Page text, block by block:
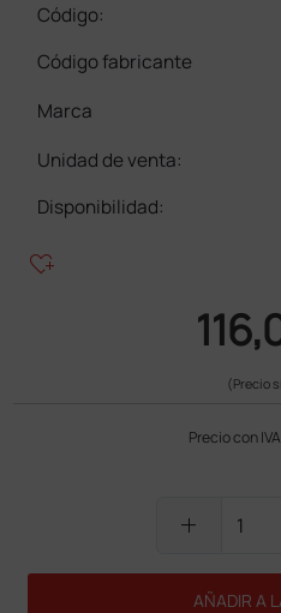
Código:
Código fabricante
Marca
Unidad de venta:
Disponibilidad:
heart_plus
(Precio
Precio con IVA
add
AÑADIR A